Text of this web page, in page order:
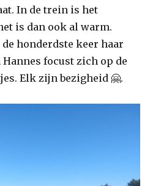
In de trein is het
is dan ook al warm.
honderdste keer haar
focust zich op de
Elk zijn bezigheid 🤗.